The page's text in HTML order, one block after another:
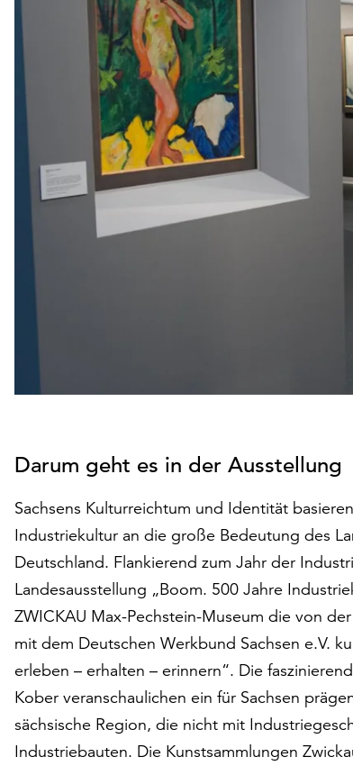
Darum geht es in der Ausstellung
Sachsens Kulturreichtum und Identität
Industriekultur an die große Bedeutung des
Deutschland. Flankierend zum Jahr der
Landesausstellung „Boom. 500 Jahre
ZWICKAU Max-Pechstein-Museum die von
mit dem Deutschen Werkbund Sachsen e.V.
erleben – erhalten – erinnern“. Die
Kober veranschaulichen ein für Sachsen
sächsische Region, die nicht mit
Industriebauten. Die Kunstsammlungen